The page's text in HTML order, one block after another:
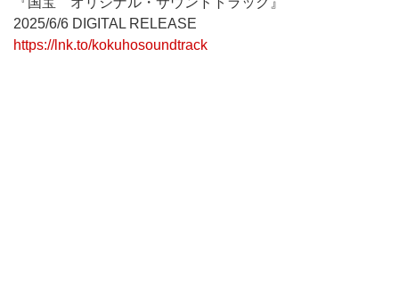
2025/6/6 DIGITAL RELEASE
https://lnk.to/kokuhosoundtrack